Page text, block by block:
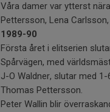
Våra damer var ytterst
Pettersson, Lena
1989-90
Första året i elitserien
Spårvägen, med
J-O Waldner, slutar med
Thomas Pettersson.
Peter Wallin blir